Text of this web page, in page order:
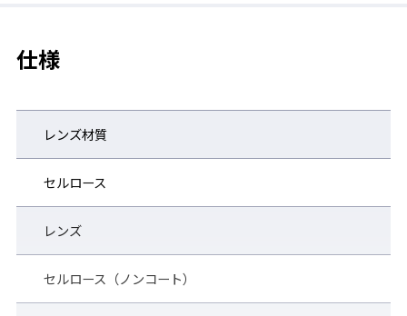
仕様
レンズ材質
セルロース
レンズ
セルロース（ノンコート）